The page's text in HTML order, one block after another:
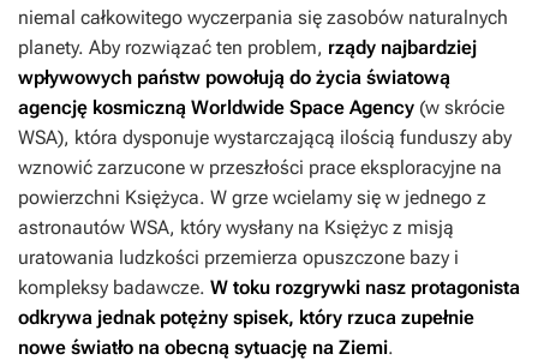
niemal całkowitego wyczerpania się zasobów naturalnych
planety. Aby rozwiązać ten problem, rządy najbardziej
wpływowych państw powołują do życia światową
agencję kosmiczną Worldwide Space Agency (w skrócie
WSA), która dysponuje wystarczającą ilością funduszy aby
wznowić zarzucone w przeszłości prace eksploracyjne na
powierzchni Księżyca. W grze wcielamy się w jednego z
astronautów WSA, który wysłany na Księżyc z misją
uratowania ludzkości przemierza opuszczone bazy i
kompleksy badawcze. W toku rozgrywki nasz protagonista
odkrywa jednak potężny spisek, który rzuca zupełnie
nowe światło na obecną sytuację na Ziemi.